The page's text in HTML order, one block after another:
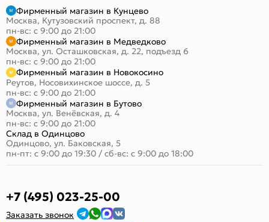
Фирменный магазин в Кунцево
Москва, Кутузовский проспект, д. 88
пн-вс: с 9:00 до 21:00
Фирменный магазин в Медведково
Москва, ул. Осташковская, д. 22, подъезд 6
пн-вс: с 9:00 до 21:00
Фирменный магазин в Новокосино
Реутов, Носовихинское шоссе, д. 5
пн-вс: с 9:00 до 21:00
Фирменный магазин в Бутово
Москва, ул. Венёвская, д. 4
пн-вс: с 9:00 до 21:00
Склад в Одинцово
Одинцово, ул. Баковская, 5
пн-пт: с 9:00 до 19:30 / сб-вс: с 9:00 до 18:00
+7 (495) 023-25-00
Заказать звонок